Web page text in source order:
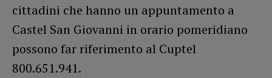
cittadini che hanno un appuntamento a
Castel San Giovanni in orario pomeridiano
possono far riferimento al Cuptel
800.651.941.